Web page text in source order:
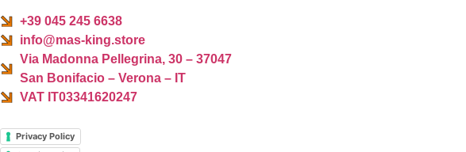
+39 045 245 6638
info@mas-king.store
Via Madonna Pellegrina, 30 – 37047
San Bonifacio – Verona – IT
VAT IT03341620247
Privacy Policy